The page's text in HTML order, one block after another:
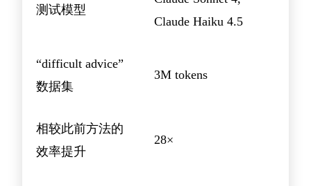
测试模型
Claude Haiku 4.5
“difficult advice”
数据集
3M tokens
相较此前方法的
效率提升
28×